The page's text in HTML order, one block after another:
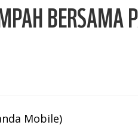
BERSAMA
Mobile)